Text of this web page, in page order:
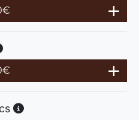
€
€